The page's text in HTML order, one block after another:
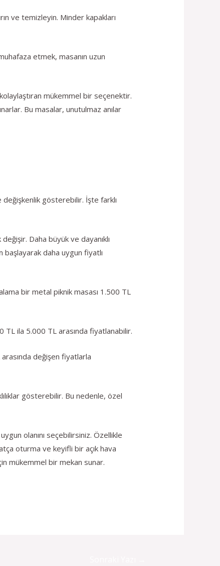
ve temizleyin. Minder kapakları
etmek, masanın uzun
mükemmel bir seçenektir.
Bu masalar, unutulmaz anılar
değişkenlik gösterebilir. İşte farklı
Daha büyük ve dayanıklı
başlayarak daha uygun fiyatlı
bir metal piknik masası 1.500 TL
TL ila 5.000 TL arasında fiyatlanabilir.
değişen fiyatlarla
gösterebilir. Bu nedenle, özel
olanını seçebilirsiniz. Özellikle
oturma ve keyifli bir açık hava
mükemmel bir mekan sunar.